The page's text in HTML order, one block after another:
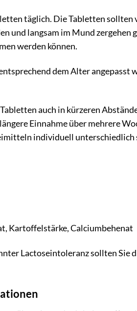
täglich. Die Tabletten sollten
und langsam im Mund
werden können.
dem Alter angepasst
auch in kürzeren
Einnahme über mehrere
individuell unterschiedlich
Kartoffelstärke, Calciumbehenat
Lactoseintoleranz sollten Sie